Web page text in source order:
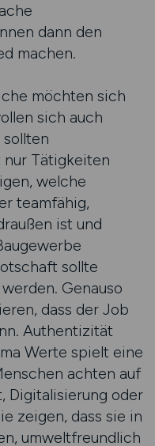
dann den
machen.
möchten sich
sich auch
Tätigkeiten
welche
teamfähig,
ist und
sollte
Genauso
dass der Job
Authentizität
Werte spielt eine
achten auf
Digitalisierung oder
zeigen, dass sie in
umweltfreundlich